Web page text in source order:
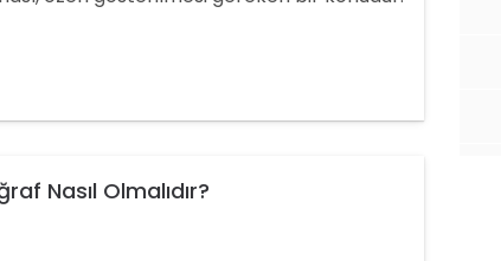
Nasıl Olmalıdır?